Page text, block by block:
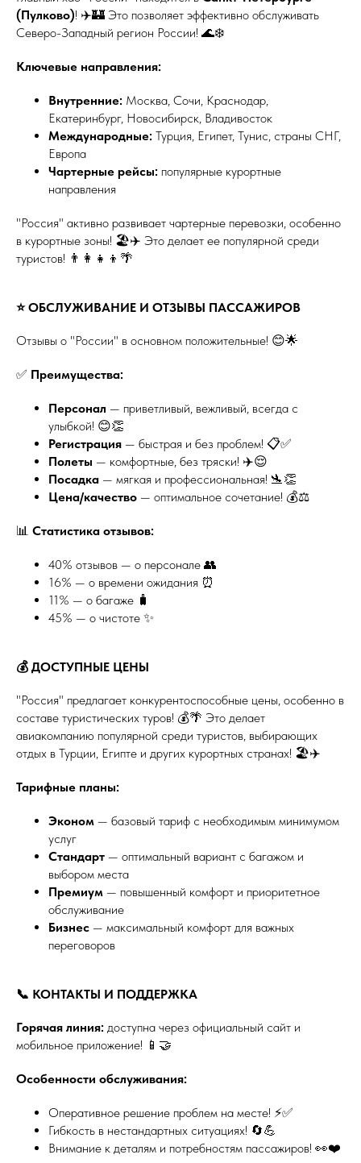
(Пулково)! ✈️🏰 Это позволяет эффективно обслуживать
Северо-Западный регион России! 🌊❄️
Ключевые направления:
Внутренние: Москва, Сочи, Краснодар,
Екатеринбург, Новосибирск, Владивосток
Международные: Турция, Египет, Тунис, страны СНГ,
Европа
Чартерные рейсы: популярные курортные
направления
"Россия" активно развивает чартерные перевозки, особенно
в курортные зоны! 🏖️✈️ Это делает ее популярной среди
туристов! 👨‍👩‍👧‍👦🌴
⭐ ОБСЛУЖИВАНИЕ И ОТЗЫВЫ ПАССАЖИРОВ
Отзывы о "России" в основном положительные! 😊🌟
✅ Преимущества:
Персонал — приветливый, вежливый, всегда с
улыбкой! 😊👏
Регистрация — быстрая и без проблем! 📋✅
Полеты — комфортные, без тряски! ✈️😌
Посадка — мягкая и профессиональная! 🛬👏
Цена/качество — оптимальное сочетание! 💰⚖️
📊 Статистика отзывов:
40% отзывов — о персонале 👥
16% — о времени ожидания ⏰
11% — о багаже 🧳
45% — о чистоте ✨
💰 ДОСТУПНЫЕ ЦЕНЫ
"Россия" предлагает конкурентоспособные цены, особенно в
составе туристических туров! 💰🌴 Это делает
авиакомпанию популярной среди туристов, выбирающих
отдых в Турции, Египте и других курортных странах! 🏖️✈️
Тарифные планы:
Эконом — базовый тариф с необходимым минимумом
услуг
Стандарт — оптимальный вариант с багажом и
выбором места
Премиум — повышенный комфорт и приоритетное
обслуживание
Бизнес — максимальный комфорт для важных
переговоров
📞 КОНТАКТЫ И ПОДДЕРЖКА
Горячая линия: доступна через официальный сайт и
мобильное приложение! 📱🤝
Особенности обслуживания:
Оперативное решение проблем на месте! ⚡✅
Гибкость в нестандартных ситуациях! 🔄💪
Внимание к деталям и потребностям пассажиров! 👀❤️